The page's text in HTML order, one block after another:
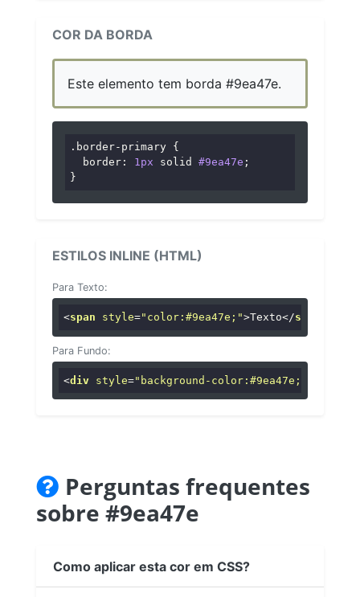
COR DA BORDA
Este elemento tem borda #9ea47e.
.border-primary {
border : 1px solid #9ea47e ;
}
ESTILOS INLINE (HTML)
Para Texto:
<span style="color:#9ea47e;">Texto</span
Para Fundo:
<div style="background-color:#9ea47e;"
Perguntas frequentes
sobre #9ea47e
Como aplicar esta cor em CSS?